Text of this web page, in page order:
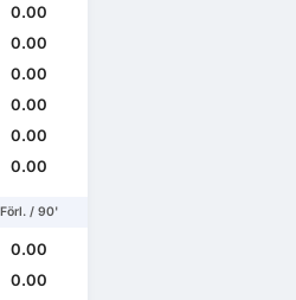
0.00
0.00
0.00
0.00
0.00
0.00
Förl. / 90'
0.00
0.00